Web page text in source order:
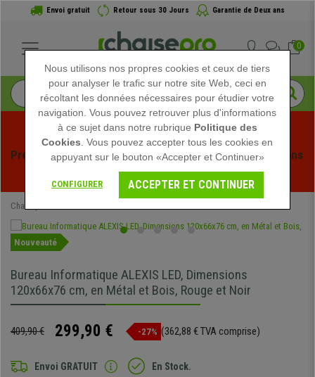
Envoi gratuit Retour sous 30 Jours Garantie de Deux ans
0
Profitez des soldes d'été chez Chaisepro ! Des réductions
exclusives pour une durée limitée - Voir l'offre
Chaisepro
Nouveauté
Bureau Informatique ALEXIS LED, Dimensions
120x66x76 cm, en Métal et Bois, Rouge et Noir
409,90 € 299,90 € -27% (362,88 € TVA comprise)
Envoi GRATUIT En Stock.
Nous utilisons nos propres cookies et ceux de tiers
pour analyser le trafic sur notre site Web, ceci en
récoltant les données nécessaires pour étudier votre
navigation. Vous pouvez retrouver plus d'informations
à ce sujet dans notre rubrique Politique des
Cookies . Vous pouvez accepter tous les cookies en
appuyant sur le bouton «Accepter et Continuer»
CONFIGURER ACCEPTER ET CONTINUER